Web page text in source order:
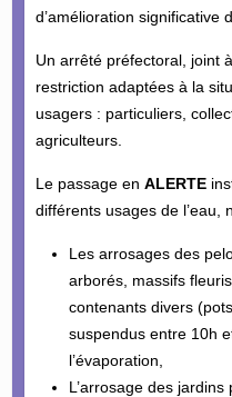
d’amélioration significative
Un arrêté préfectoral, joint
restriction adaptées à la
usagers : particuliers,
agriculteurs.
Le passage en ALERTE
différents usages de l’eau,
Les arrosages des
arborés, massifs
contenants divers
suspendus entre 10h
l’évaporation,
L’arrosage des